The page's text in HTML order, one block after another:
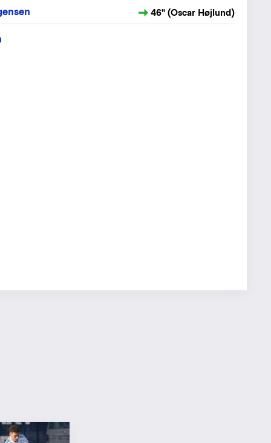
46" (Oscar Højlund)